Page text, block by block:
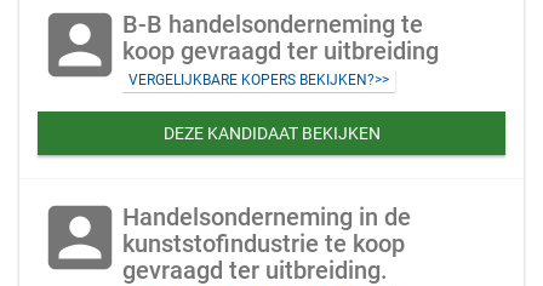
account_box B-B handelsonderneming te
koop gevraagd ter uitbreiding
VERGELIJKBARE KOPERS BEKIJKEN?>>
DEZE KANDIDAAT BEKIJKEN
account_box Handelsonderneming in de
kunststofindustrie te koop
gevraagd ter uitbreiding.